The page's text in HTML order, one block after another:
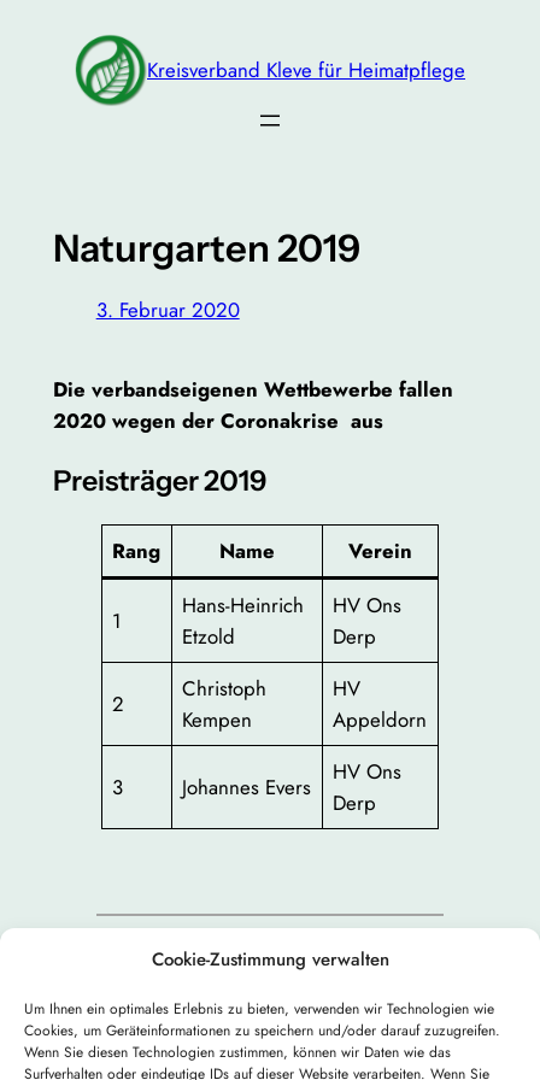
Cookie-Zustimmung verwalten
Um Ihnen ein optimales Erlebnis zu bieten, verwenden wir Technologien wie
Cookies, um Geräteinformationen zu speichern und/oder darauf zuzugreifen.
Wenn Sie diesen Technologien zustimmen, können wir Daten wie das
Surfverhalten oder eindeutige IDs auf dieser Website verarbeiten. Wenn Sie
springen
Kreisverband Kleve für Heimatpflege
Naturgarten 2019
3. Februar 2020
Die verbandseigenen Wettbewerbe fallen
2020 wegen der Coronakrise aus
Preisträger 2019
Rang Name Verein
1
Hans-Heinrich
Etzold
HV Ons
Derp
2
Christoph
Kempen
HV
Appeldorn
3 Johannes Evers
HV Ons
Derp
Vorheriger:
Haus- und
Nächster:Sonder- und
Gemeinschaftsleistungen